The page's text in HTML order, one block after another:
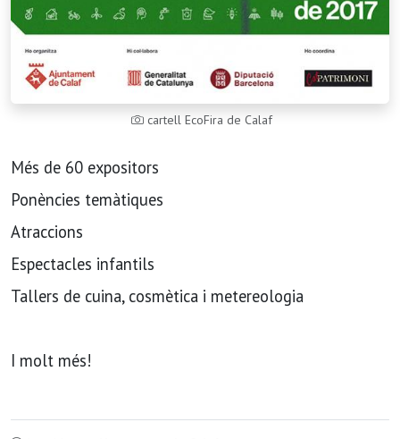
cartell EcoFira de Calaf
Més de 60 expositors
Ponències temàtiques
Atraccions
Espectacles infantils
Tallers de cuina, cosmètica i metereologia
I molt més!